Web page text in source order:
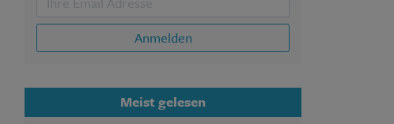
Anmelden
Meist gelesen